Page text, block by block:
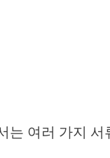
는 여러 가지